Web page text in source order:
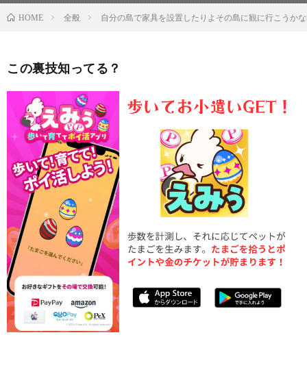
HOME 全般 自分の島で家具を設置したりよその島に観に行こうか
この裏技知ってる？